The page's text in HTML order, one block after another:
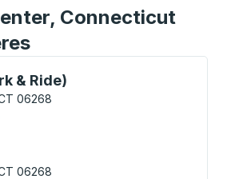
Connecticut
& Ride)les touches fléchées ou la
06268
06268